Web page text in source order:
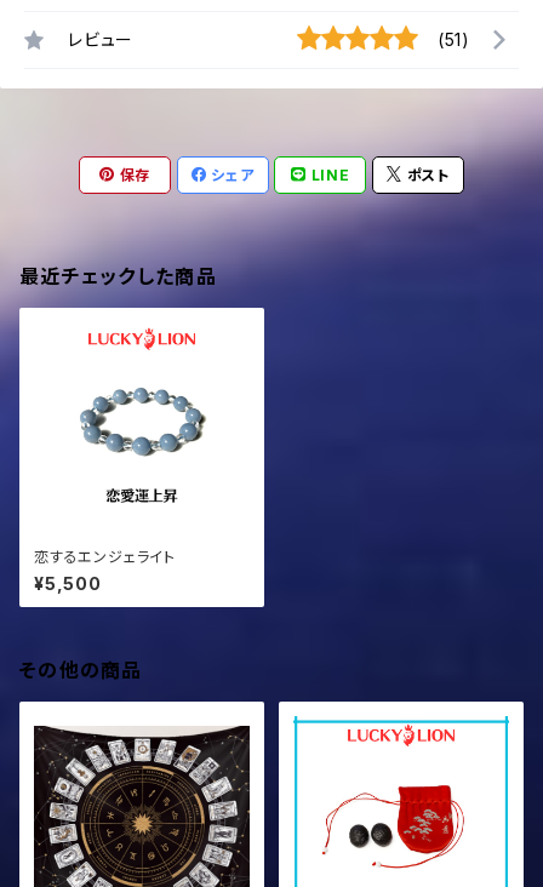
レビュー (51)
保存 シェア LINE ポスト
最近チェックした商品
恋するエンジェライト
¥5,500
その他の商品